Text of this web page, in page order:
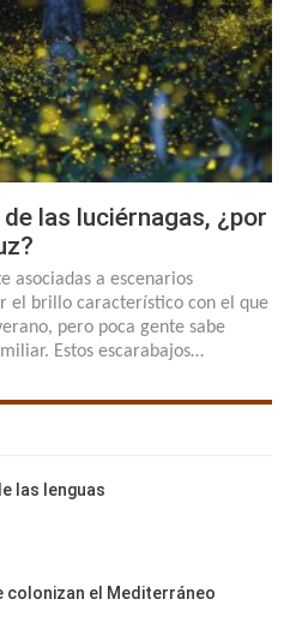
las luciérnagas, ¿por
asociadas a escenarios
el brillo característico con el que
pero poca gente sabe
Estos escarabajos…
las lenguas
colonizan el Mediterráneo